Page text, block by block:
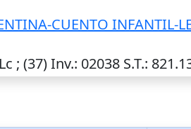
CUENTO INFANTIL-
; (37)Inv.: 02038 S.T.: